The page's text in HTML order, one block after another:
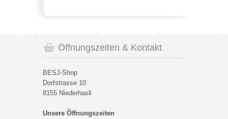
Öffnungszeiten & Kontakt
BESJ-Shop
Dorfstrasse 10
8155 Niederhasli
Unsere Öffnungszeiten